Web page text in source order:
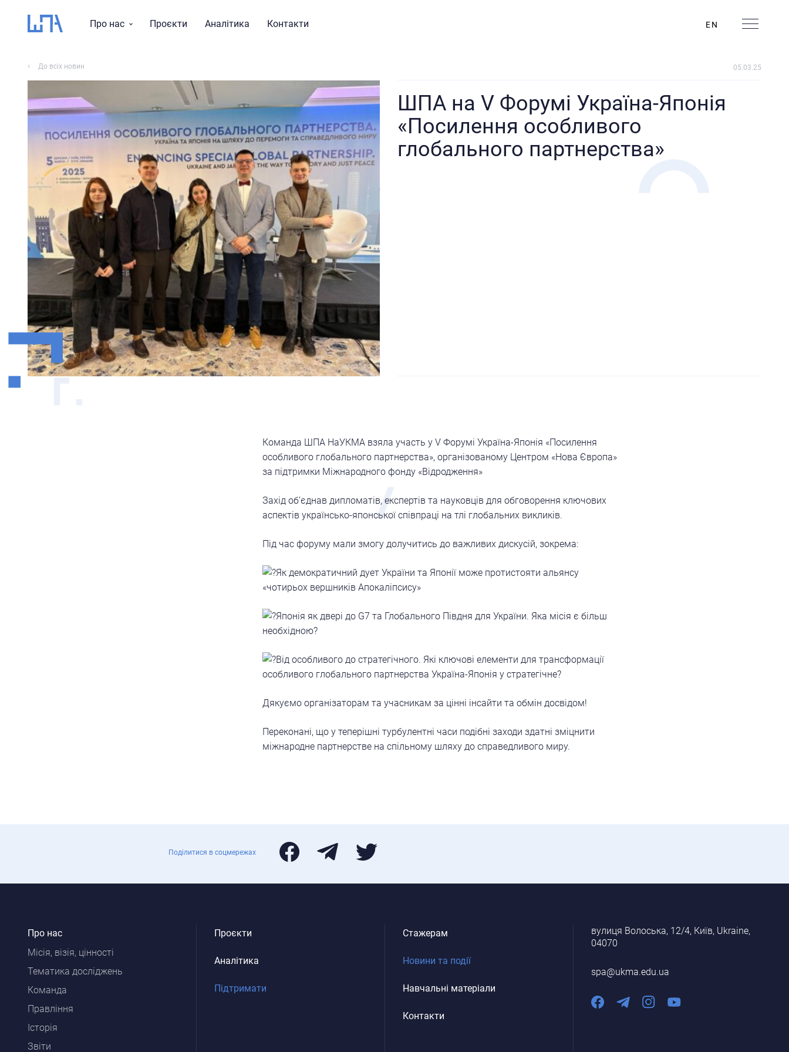
Про нас
Звіти
Команда
Правління
Проєкти Аналітика Контакти EN
До всіх новин 05.03.25
ШПА на V Форумі Україна-Японія
«Посилення особливого
глобального партнерства»
Команда ШПА НаУКМА взяла участь у V Форумі Україна-Японія «Посилення
особливого глобального партнерства», організованому Центром «Нова Європа»
за підтримки Міжнародного фонду «Відродження»
Захід об’єднав дипломатів, експертів та науковців для обговорення ключових
аспектів українсько-японської співпраці на тлі глобальних викликів.
Під час форуму мали змогу долучитись до важливих дискусій, зокрема:
Як демократичний дует України та Японії може протистояти альянсу
«чотирьох вершників Апокаліпсису»
Японія як двері до G7 та Глобального Півдня для України. Яка місія є більш
необхідною?
Від особливого до стратегічного. Які ключові елементи для трансформації
особливого глобального партнерства Україна-Японія у стратегічне?
Дякуємо організаторам та учасникам за цінні інсайти та обмін досвідом!
Переконані, що у теперішні турбулентні часи подібні заходи здатні зміцнити
міжнародне партнерстве на спільному шляху до справедливого миру.
Поділитися в соцмережах
Про нас
Місія, візія, цінності
Тематика досліджень
Команда
Правління
Історія
Звіти
Проєкти
Аналітика
Підтримати
Стажерам
Новини та події
Навчальні матеріали
Контакти
вулиця Волоська, 12/4, Київ, Ukraine,
04070
spa@ukma.edu.ua